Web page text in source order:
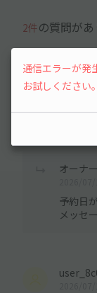
2件の質問が
2026/07/
いただけますと
オーナ
予約日
メッセ
通信エラーが発
お試しください。